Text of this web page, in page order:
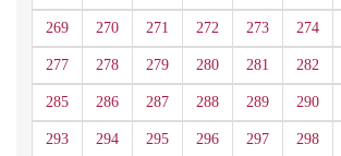
269 270 271 272 273 274
277 278 279 280 281 282
285 286 287 288 289 290
293 294 295 296 297 298